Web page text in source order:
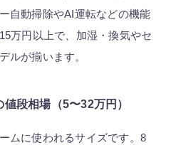
自動掃除やAI運転などの機能
万円以上で、加湿・換気やセ
ルが揃います。
段相場（5〜32万円）
ムに使われるサイズです。8